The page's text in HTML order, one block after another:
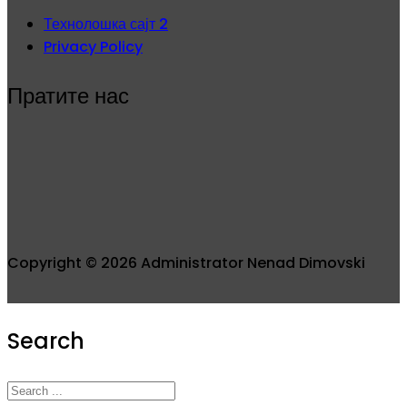
Технолошка сајт 2
Privacy Policy
Пратите нас
Copyright © 2026 Administrator Nenad Dimovski
Search